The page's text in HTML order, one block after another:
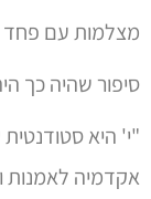
מצלמות עם
סיפור שהיה כך
"י' היא
אקדמיה לאמנות